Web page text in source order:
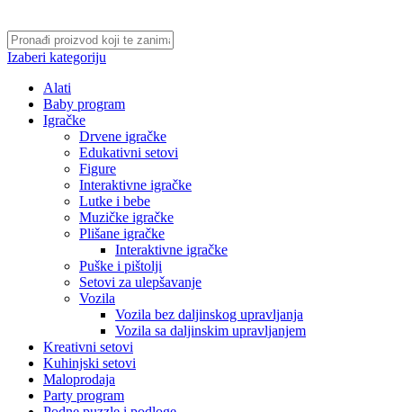
Izaberi kategoriju
Alati
Baby program
Igračke
Drvene igračke
Edukativni setovi
Figure
Interaktivne igračke
Lutke i bebe
Muzičke igračke
Plišane igračke
Interaktivne igračke
Puške i pištolji
Setovi za ulepšavanje
Vozila
Vozila bez daljinskog upravljanja
Vozila sa daljinskim upravljanjem
Kreativni setovi
Kuhinjski setovi
Maloprodaja
Party program